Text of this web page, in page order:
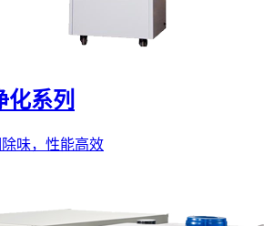
化系列
味，性能高效